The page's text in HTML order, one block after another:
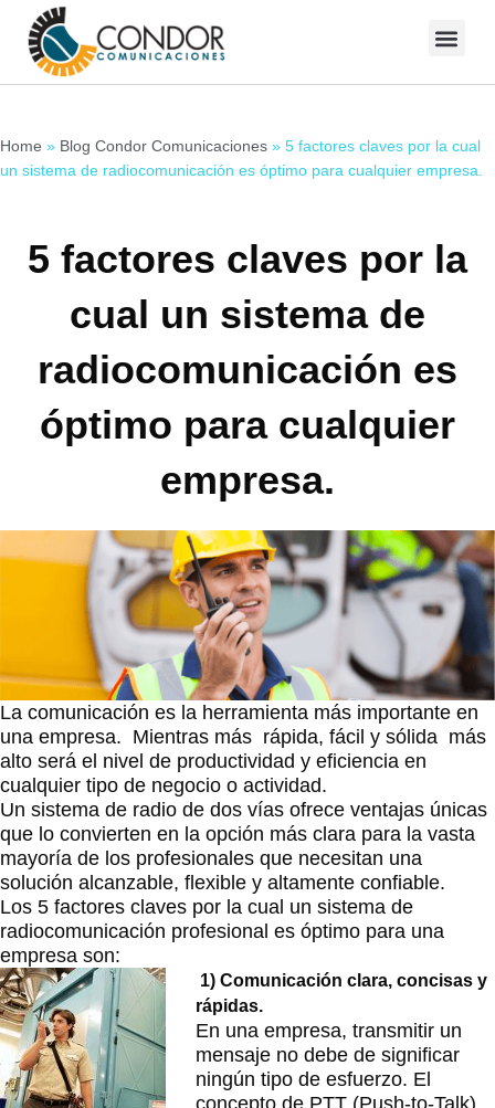
content
Home » Blog Condor Comunicaciones » 5 factores claves por la cual
un sistema de radiocomunicación es óptimo para cualquier empresa.
5 factores claves por la
cual un sistema de
radiocomunicación es
óptimo para cualquier
empresa.
La comunicación es la herramienta más importante en
una empresa. Mientras más rápida, fácil y sólida más
alto será el nivel de productividad y eficiencia en
cualquier tipo de negocio o actividad.
Un sistema de radio de dos vías ofrece ventajas únicas
que lo convierten en la opción más clara para la vasta
mayoría de los profesionales que necesitan una
solución alcanzable, flexible y altamente confiable.
Los 5 factores claves por la cual un sistema de
radiocomunicación profesional es óptimo para una
empresa son:
1) Comunicación clara, concisas y
rápidas.
En una empresa, transmitir un
mensaje no debe de significar
ningún tipo de esfuerzo. El
concepto de PTT (Push-to-Talk)